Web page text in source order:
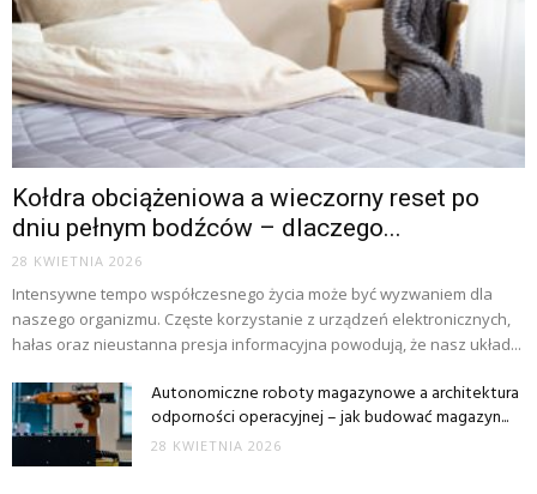
Kołdra obciążeniowa a wieczorny reset po
dniu pełnym bodźców – dlaczego...
28 KWIETNIA 2026
Intensywne tempo współczesnego życia może być wyzwaniem dla
naszego organizmu. Częste korzystanie z urządzeń elektronicznych,
hałas oraz nieustanna presja informacyjna powodują, że nasz układ...
Autonomiczne roboty magazynowe a architektura
odporności operacyjnej – jak budować magazyn...
28 KWIETNIA 2026